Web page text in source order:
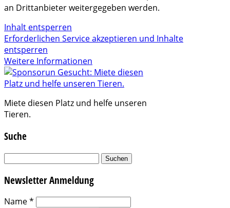
an Drittanbieter weitergegeben werden.
Inhalt entsperren
Erforderlichen Service akzeptieren und Inhalte
entsperren
Weitere Informationen
Miete diesen Platz und helfe unseren
Tieren.
Suche
Suchen
Newsletter Anmeldung
Name*